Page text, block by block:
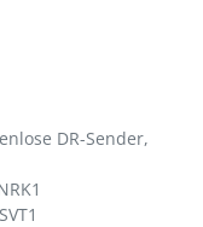
DR-Sender,